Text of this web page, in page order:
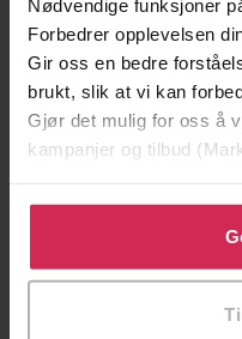
Nødvendige funksjoner
Forbedrer opplevelsen
Gir oss en bedre
brukt, slik at vi kan
Gjør det mulig for oss å
kampanjer og tilbud
Klikk på «Godta alle»
bruke cookies for alle
tilpasse ditt samtykke til
Utgitt
Lengde 5:43
Sjanger
DRM-